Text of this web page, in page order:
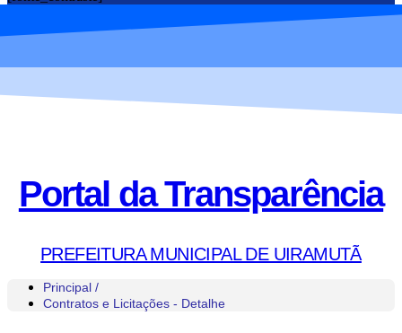
Portal da Transparência
PREFEITURA MUNICIPAL DE UIRAMUTÃ
Principal /
Contratos e Licitações - Detalhe